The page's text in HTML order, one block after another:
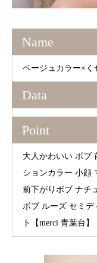
Name
ベージュカラー×く
Data
Point
大人かわいい ボブ
ションカラー 小顔
前下がりボブ ナチ
ボブ ルーズ セミ
ト【merci 青葉台】